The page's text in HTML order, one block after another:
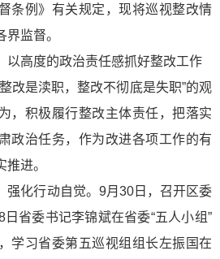
条例》有关规定，现将巡视整改情
监督。
以高度的政治责任感抓好整改工作
改是渎职，整改不彻底是失职”的观
，积极履行整改主体责任，把落实
政治任务，作为改进各项工作的有
进。
强化行动自觉。9月30日，召开区委
省委书记李锦斌在省委“五人小组”
学习省委第五巡视组组长左振国在